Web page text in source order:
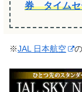
券 タイムセ
※JAL 日本航空